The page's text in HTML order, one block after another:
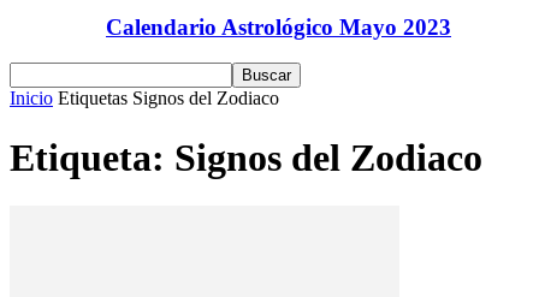
Calendario Astrológico Mayo 2023
Inicio Etiquetas Signos del Zodiaco
Etiqueta: Signos del Zodiaco